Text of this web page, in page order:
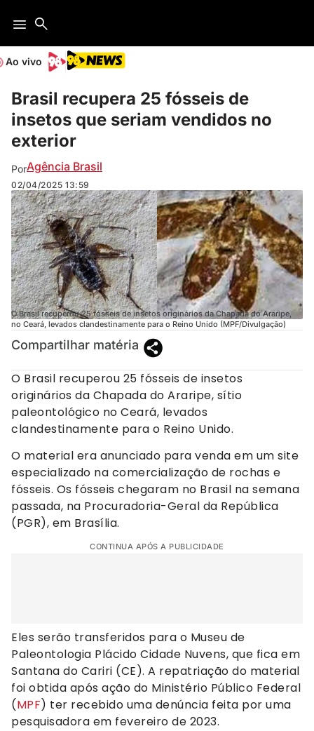
Ao vivo
Brasil recupera 25 fósseis de
insetos que seriam vendidos no
exterior
PorAgência Brasil
02/04/2025 13:59
O Brasil recuperou 25 fósseis de insetos originários da Chapada do Araripe,
no Ceará, levados clandestinamente para o Reino Unido (MPF/Divulgação)
Compartilhar matéria
O Brasil recuperou 25 fósseis de insetos
originários da Chapada do Araripe, sítio
paleontológico no Ceará, levados
clandestinamente para o Reino Unido.
O material era anunciado para venda em um site
especializado na comercialização de rochas e
fósseis. Os fósseis chegaram no Brasil na semana
passada, na Procuradoria-Geral da República
(PGR), em Brasília.
CONTINUA APÓS A PUBLICIDADE
Eles serão transferidos para o Museu de
Paleontologia Plácido Cidade Nuvens, que fica em
Santana do Cariri (CE). A repatriação do material
foi obtida após ação do Ministério Público Federal
(MPF) ter recebido uma denúncia feita por uma
pesquisadora em fevereiro de 2023.